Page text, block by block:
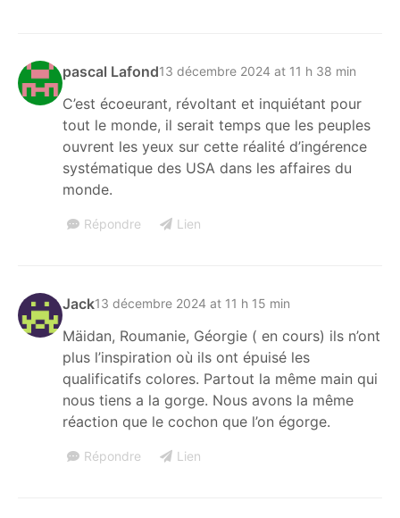
pascal Lafond13 décembre 2024 at 11 h 38 min
C’est écoeurant, révoltant et inquiétant pour
tout le monde, il serait temps que les peuples
ouvrent les yeux sur cette réalité d’ingérence
systématique des USA dans les affaires du
monde.
Répondre Lien
Jack13 décembre 2024 at 11 h 15 min
Mäidan, Roumanie, Géorgie ( en cours) ils n’ont
plus l’inspiration où ils ont épuisé les
qualificatifs colores. Partout la même main qui
nous tiens a la gorge. Nous avons la même
réaction que le cochon que l’on égorge.
Répondre Lien